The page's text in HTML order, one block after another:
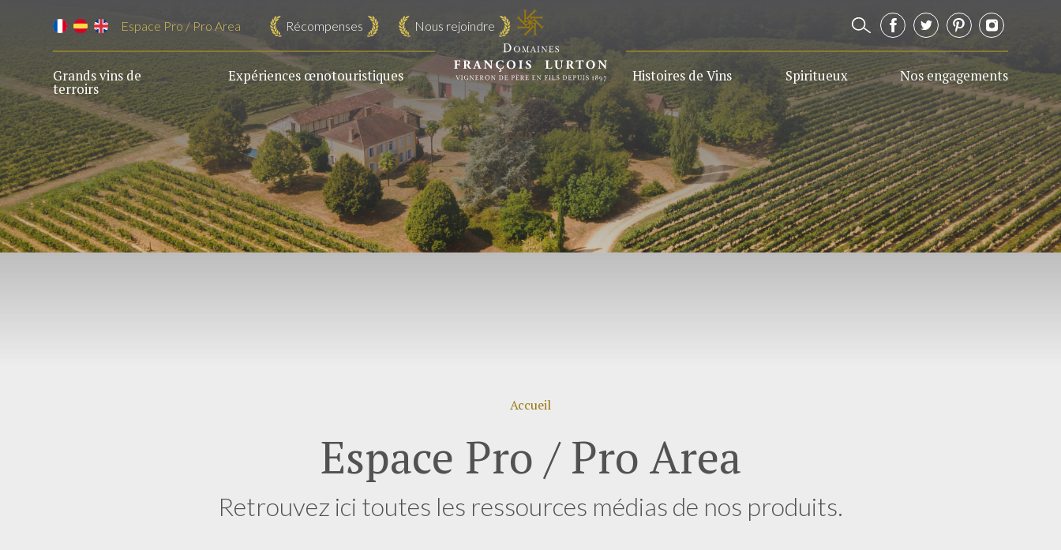
Espace Pro / Pro Area Récompenses Nous rejoindre
Grands vins de
terroirs
Expériences œnotouristiques Histoires de Vins Spiritueux Nos engagements
Accueil
Espace Pro / Pro Area
Retrouvez ici toutes les ressources médias de nos produits.